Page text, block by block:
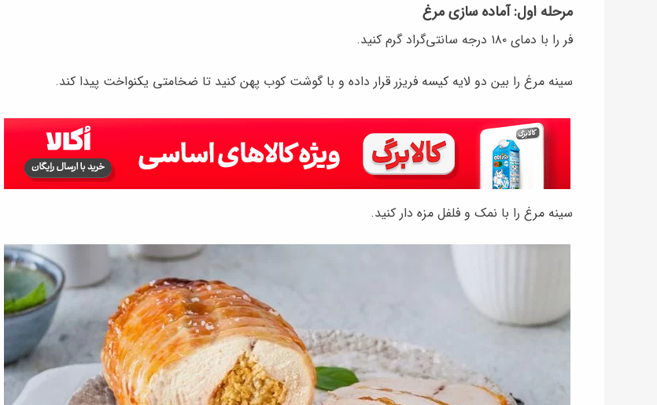
مرحله اول: آماده سازی مرغ
فر را با دمای ۱۸۰ درجه سانتی‌گراد گرم کنید.
سینه مرغ را بین دو لایه کیسه فریزر قرار داده و با گوشت کوب پهن کنید تا ضخامتی یکنواخت پیدا کند.
سینه مرغ را با نمک و فلفل مزه دار کنید.